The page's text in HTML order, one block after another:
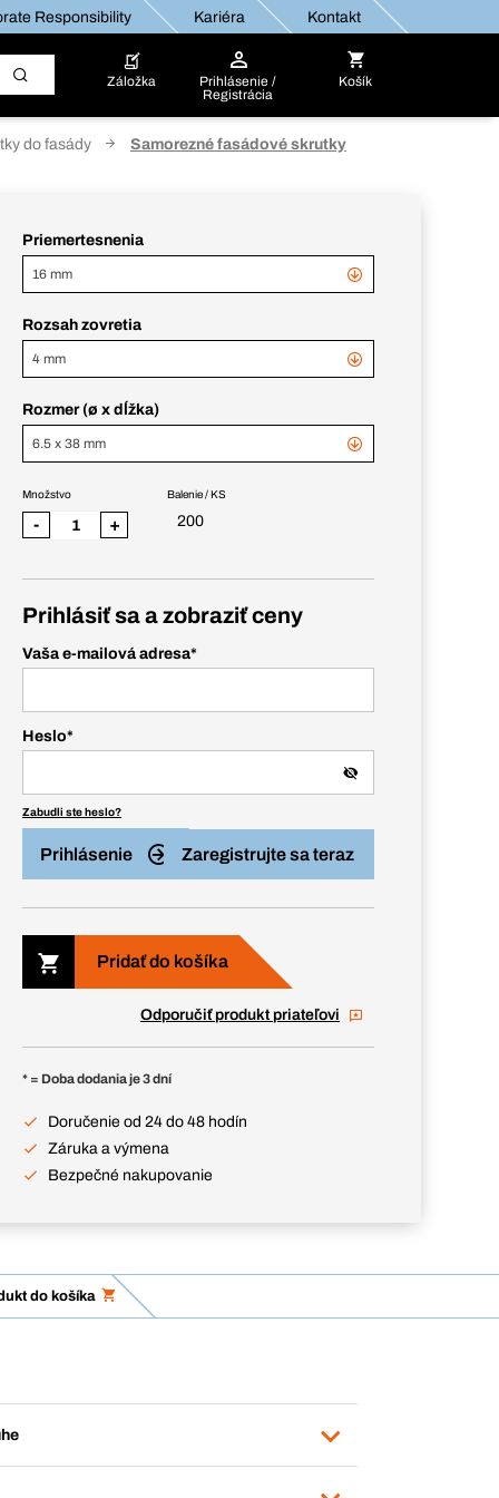
Responsibility Kariéra Kontakt
Záložka
Prihlásenie /
Registrácia
Košík
do fasády Samorezné fasádové skrutky
Priemertesnenia
16 mm
Rozsah zovretia
4 mm
Rozmer (ø x dĺžka)
6.5 x 38 mm
Balenie / KS
200
Množstvo
- +
Prihlásiť sa a zobraziť ceny
Vaša e-mailová adresa*
Heslo*
Zabudli ste heslo?
Prihlásenie Zaregistrujte sa teraz
Pridať do košíka
Odporučiť produkt priateľovi
* = Doba dodania je 3 dní
Doručenie od 24 do 48 hodín
Záruka a výmena
Bezpečné nakupovanie
do košíka